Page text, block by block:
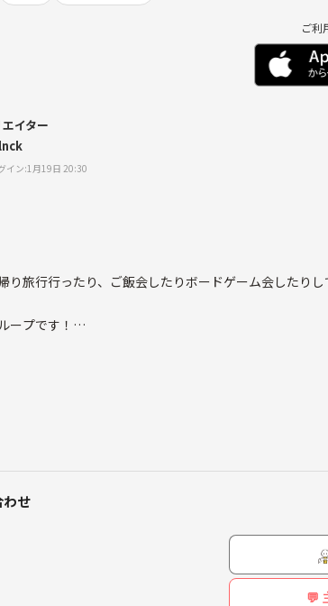
ご利
イター
イン:1月19日 20:30
り旅行行ったり、ご飯会したりボードゲーム会したり
ープです！
すいようにフォローしますので、よかったらよろしくお
わせ
💬